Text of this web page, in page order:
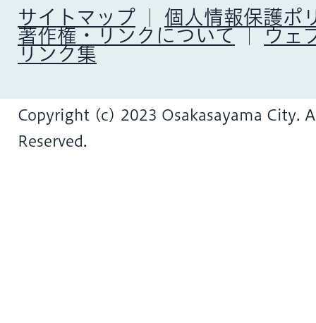
サイトマップ
個人情報保護ポ
著作権・リンクについて
ウェ
リンク集
Copyright (c) 2023 Osakasayama City.
Reserved.